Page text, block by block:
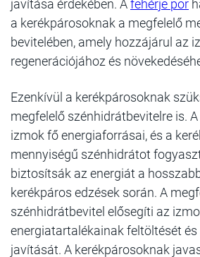
javítása érdekében. Afehérje por
a kerékpárosoknak a megfelelő
bevitelében, amely hozzájárul az
regenerációjához és
Ezenkívül a kerékpárosoknak
megfelelő szénhidrátbevitelre is.
izmok fő energiaforrásai, és a
mennyiségű szénhidrátot
biztosítsák az energiát a
kerékpáros edzések során. A
szénhidrátbevitel elősegíti az
energiatartalékainak feltöltését és
javítását. A kerékpárosoknak